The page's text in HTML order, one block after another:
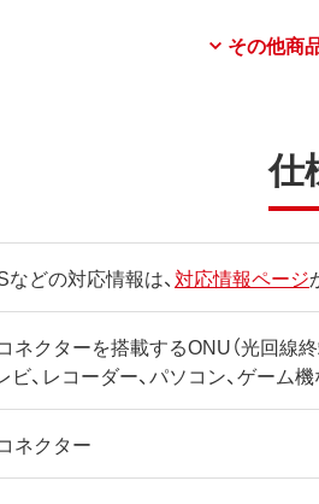
その他商
仕
などの対応情報は、対応情報ページ
ネクターを搭載するONU（光回線
ビ、レコーダー、パソコン、ゲーム
ネクター